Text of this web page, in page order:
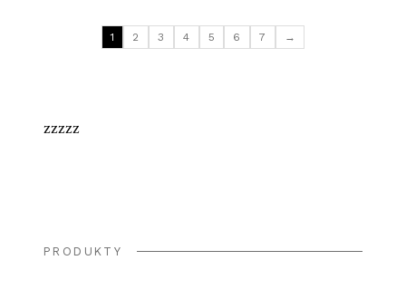
1 2 3 4 5 6 7 →
zzzzz
PRODUKTY